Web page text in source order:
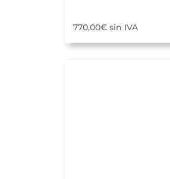
770,00€ sin IVA